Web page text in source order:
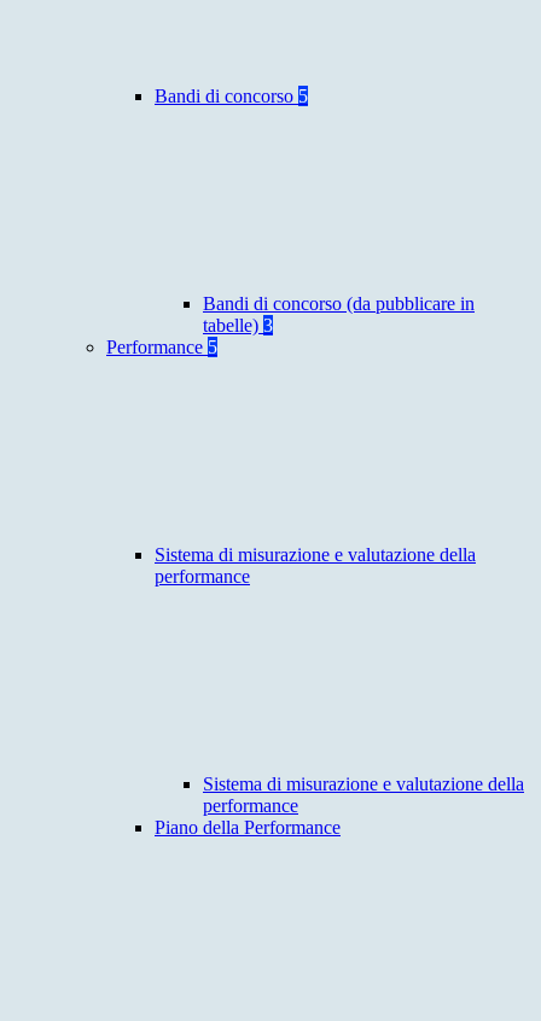
Bandi di concorso 5
Bandi di concorso (da pubblicare in
tabelle) 3
Performance 5
Sistema di misurazione e valutazione della
performance
Sistema di misurazione e valutazione della
performance
Piano della Performance